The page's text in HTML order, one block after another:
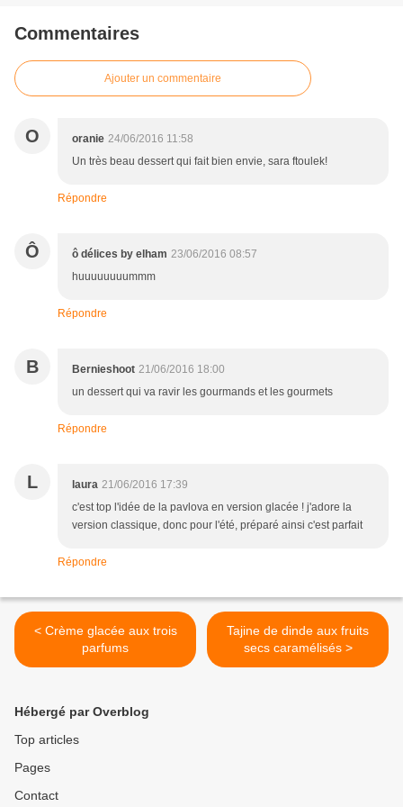
Commentaires
Ajouter un commentaire
O oranie 24/06/2016 11:58
Un très beau dessert qui fait bien envie, sara ftoulek!
Répondre
Ô ô délices by elham 23/06/2016 08:57
huuuuuuuummm
Répondre
B Bernieshoot 21/06/2016 18:00
un dessert qui va ravir les gourmands et les gourmets
Répondre
L laura 21/06/2016 17:39
c'est top l'idée de la pavlova en version glacée ! j'adore la
version classique, donc pour l'été, préparé ainsi c'est parfait
Répondre
< Crème glacée aux trois
parfums
Tajine de dinde aux fruits
secs caramélisés >
Hébergé par Overblog
Top articles
Pages
Contact